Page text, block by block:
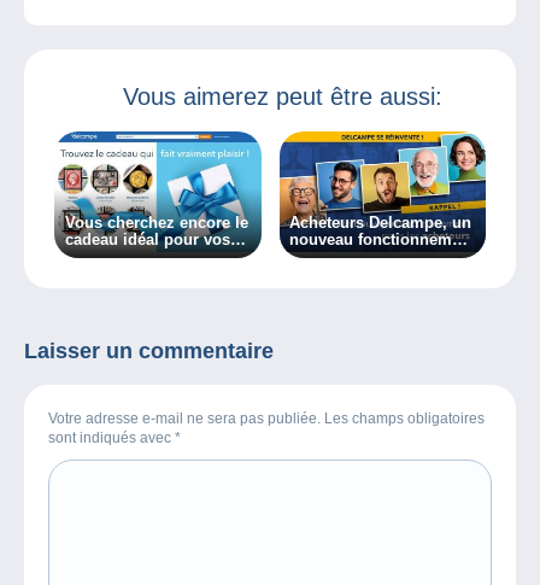
Vous aimerez peut être aussi:
Vous cherchez encore le
cadeau idéal pour vos
proches ?
Acheteurs Delcampe, un
nouveau fonctionnement
dès aujourd’hui !
Laisser un commentaire
Votre adresse e-mail ne sera pas publiée. Les champs obligatoires
sont indiqués avec *